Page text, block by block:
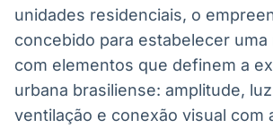
Wallboard
Conteúdos e
dados para
displays e
unidades residenciais, o
concebido para estabelecer uma
com elementos que definem a
urbana brasiliense: amplitude,
ventilação e conexão visual com